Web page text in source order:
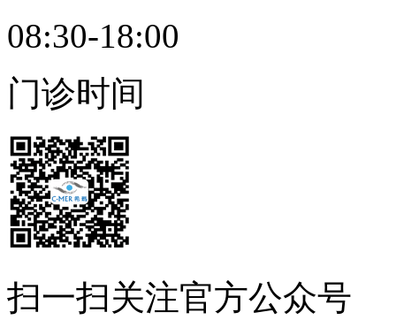
08:30-18:00
门诊时间
扫一扫关注官方公众号